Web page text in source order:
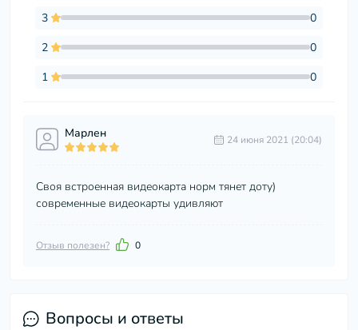
3
0
2
0
1
0
Марлен 24 июня 2021 (20:04)
Своя встроенная видеокарта норм тянет доту)
современные видеокарты удивляют
Отзыв полезен? 0
Вопросы и ответы